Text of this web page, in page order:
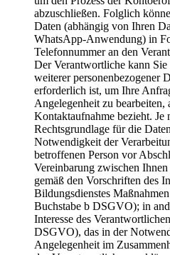
abzuschließen. Folglich
Daten (abhängig von Ihren
WhatsApp-Anwendung) in
Telefonnummer an den
Der Verantwortliche kann
weiterer personenbezogener
erforderlich ist, um Ihre
Angelegenheit zu bearbeiten,
Kontaktaufnahme bezieht. Je
Rechtsgrundlage für die
Notwendigkeit der
betroffenen Person vor
Vereinbarung zwischen
gemäß den Vorschriften des
Bildungsdienstes
Buchstabe b DSGVO); in
Interesse des
DSGVO), das in der
Angelegenheit im